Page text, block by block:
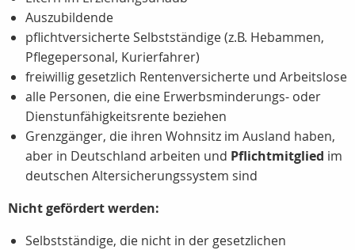
Auszubildende
pflichtversicherte Selbstständige (z.B. Hebammen,
Pflegepersonal, Kurierfahrer)
freiwillig gesetzlich Rentenversicherte und Arbeitslose
alle Personen, die eine Erwerbsminderungs- oder
Dienstunfähigkeitsrente beziehen
Grenzgänger, die ihren Wohnsitz im Ausland haben,
aber in Deutschland arbeiten und Pflichtmitglied im
deutschen Altersicherungssystem sind
Nicht gefördert werden:
Selbstständige, die nicht in der gesetzlichen